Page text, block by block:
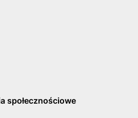
społecznościowe